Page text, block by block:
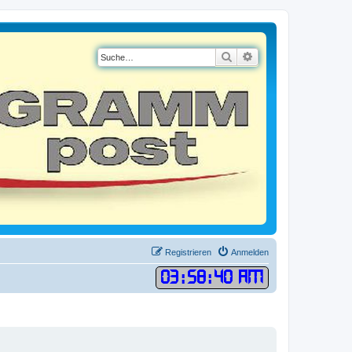
Suche
Anmelden
Registrieren
03:58:41 AM